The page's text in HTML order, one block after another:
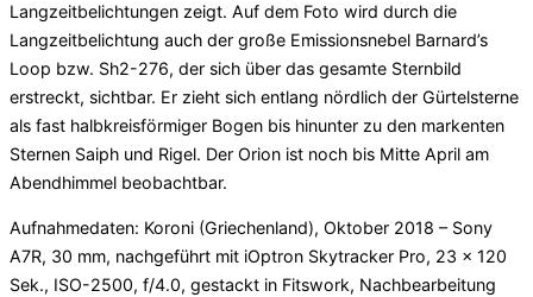
Langzeitbelichtungen zeigt. Auf dem Foto wird durch die
Langzeitbelichtung auch der große Emissionsnebel Barnard’s
Loop bzw. Sh2-276, der sich über das gesamte Sternbild
erstreckt, sichtbar. Er zieht sich entlang nördlich der Gürtelsterne
als fast halbkreisförmiger Bogen bis hinunter zu den markenten
Sternen Saiph und Rigel. Der Orion ist noch bis Mitte April am
Abendhimmel beobachtbar.
Aufnahmedaten: Koroni (Griechenland), Oktober 2018 – Sony
A7R, 30 mm, nachgeführt mit iOptron Skytracker Pro, 23 x 120
Sek., ISO-2500, f/4.0, gestackt in Fitswork, Nachbearbeitung